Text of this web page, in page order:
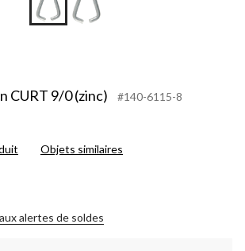
CURT 9/0 (zinc) #140-6115-8
Objets similaires
alertes de soldes